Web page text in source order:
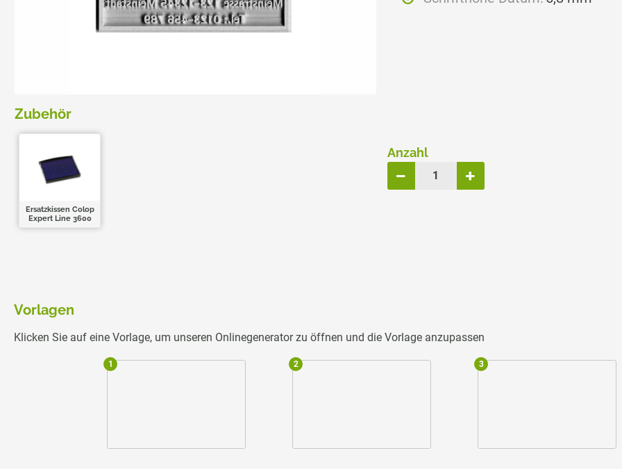
COLOP E-MARK
Zubehör
Ersatzkissen Colop
Expert Line 3600
Anzahl
Vorlagen
Klicken Sie auf eine Vorlage, um unseren Onlinegenerator zu öffnen und die Vorlage anzupassen
1 2 3